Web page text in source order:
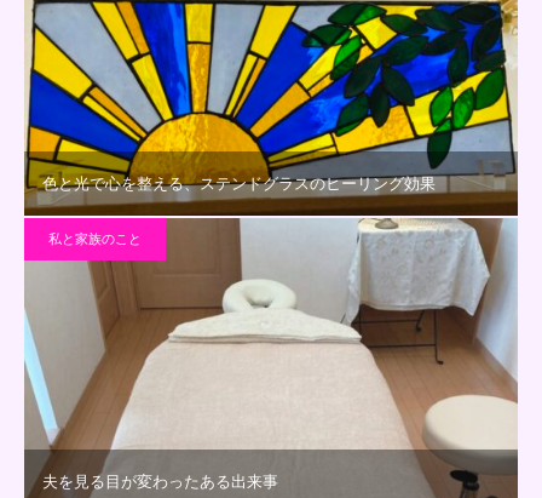
色と光で心を整える、ステンドグラスのヒーリング効果
私と家族のこと
夫を見る目が変わったある出来事